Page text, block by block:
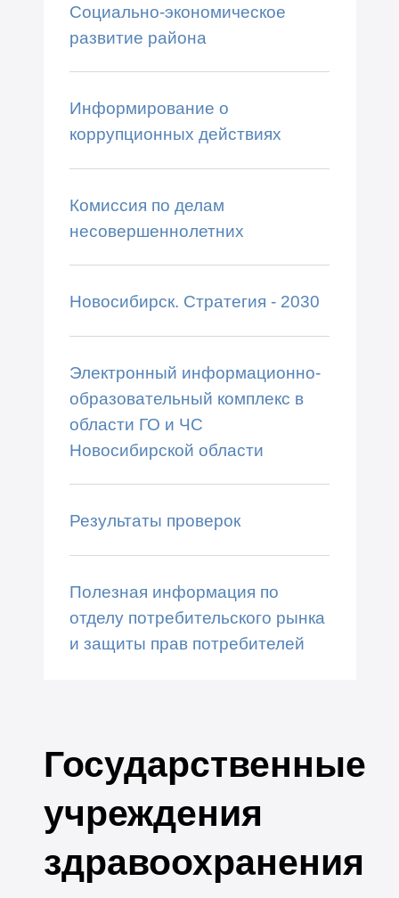
Социально-экономическое
развитие района
Информирование о
коррупционных действиях
Комиссия по делам
несовершеннолетних
Новосибирск. Стратегия - 2030
Электронный информационно-
образовательный комплекс в
области ГО и ЧС
Новосибирской области
Результаты проверок
Полезная информация по
отделу потребительского рынка
и защиты прав потребителей
Государственные
учреждения
здравоохранения